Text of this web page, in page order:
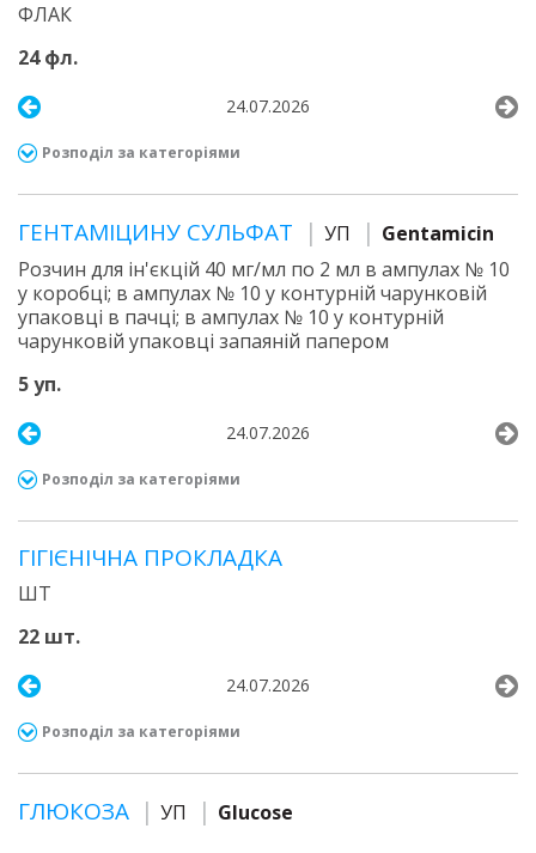
ФЛАК
24 фл.
24.07.2026
Розподіл за категоріями
ГЕНТАМІЦИНУ СУЛЬФАТ УП
Gentamicin
Розчин для ін'єкцій 40 мг/мл по 2 мл в ампулах № 10
у коробці; в ампулах № 10 у контурній чарунковій
упаковці в пачці; в ампулах № 10 у контурній
чарунковій упаковці запаяній папером
5 уп.
24.07.2026
Розподіл за категоріями
ГІГІЄНІЧНА ПРОКЛАДКА
ШТ
22 шт.
24.07.2026
Розподіл за категоріями
ГЛЮКОЗА УП Glucose